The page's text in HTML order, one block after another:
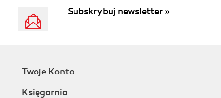
Subskrybuj newsletter »
Twoje Konto
Księgarnia